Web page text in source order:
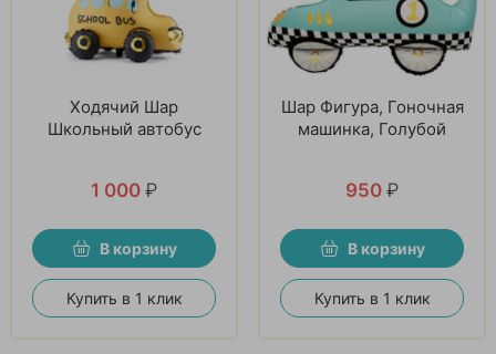
Ходячий Шар
Школьный автобус
1 000 ₽
В корзину
Купить в 1 клик
Шар Фигура, Гоночная
машинка, Голубой
950 ₽
В корзину
Купить в 1 клик